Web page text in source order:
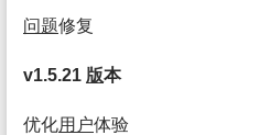
问题修复
v1.5.21 版本
优化用户体验